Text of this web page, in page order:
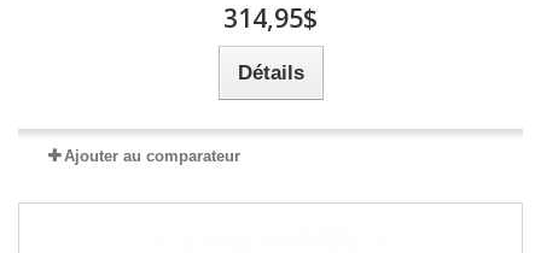
314,95$
Détails
Ajouter au comparateur